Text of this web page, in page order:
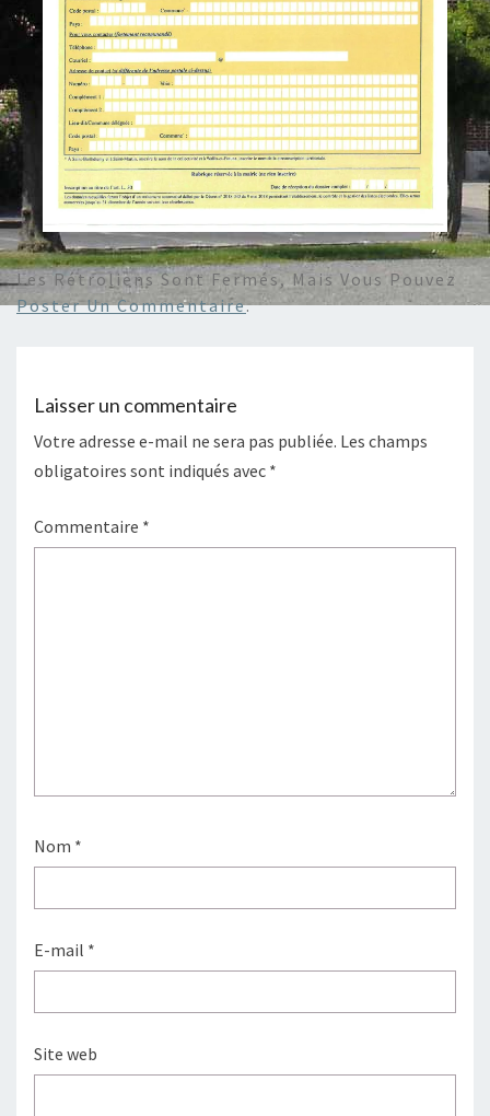
Les Rétroliens Sont Fermés, Mais Vous Pouvez
Poster Un Commentaire.
Laisser un commentaire
Votre adresse e-mail ne sera pas publiée. Les champs
obligatoires sont indiqués avec *
Commentaire *
Nom *
E-mail *
Site web